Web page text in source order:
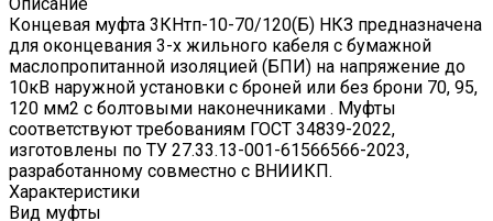
Концевая муфта 3КНтп-10-70/120(Б) НКЗ предназначена
для оконцевания 3-х жильного кабеля с бумажной
маслопропитанной изоляцией (БПИ) на напряжение до
10кВ наружной установки с броней или без брони 70, 95,
120 мм2 с болтовыми наконечниками . Муфты
соответствуют требованиям ГОСТ 34839-2022,
изготовлены по ТУ 27.33.13-001-61566566-2023,
разработанному совместно с ВНИИКП.
Характеристики
Вид муфты